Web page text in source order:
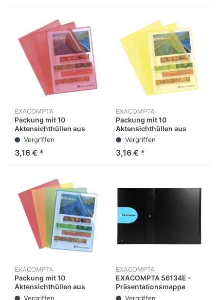
EXACOMPTA
Packung mit 10
Aktensichthüllen aus
genarbtem PP 120µ, für
Format DIN A4
Vergriffen
3,16 € *
EXACOMPTA
Packung mit 10
Aktensichthüllen aus
genarbtem PP 120µ, für
Format DIN A4
Vergriffen
3,16 € *
EXACOMPTA
Packung mit 10
Aktensichthüllen aus
genarbtem PP 120µ, für
Vergriffen
EXACOMPTA
EXACOMPTA 56134E -
Präsentationsmappe
ExaShow mit 4 Ringen,
Vergriffen